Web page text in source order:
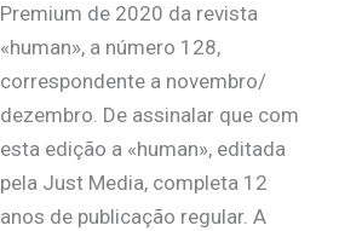
Premium de 2020 da revista
«human», a número 128,
correspondente a novembro/
dezembro. De assinalar que com
esta edição a «human», editada
pela Just Media, completa 12
anos de publicação regular. A